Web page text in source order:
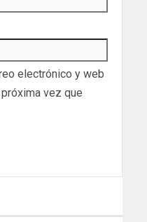
electrónico y web
vez que